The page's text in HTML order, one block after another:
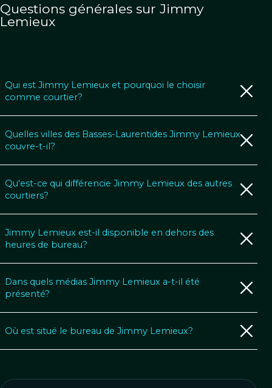
Questions générales sur Jimmy
Lemieux
Qui est Jimmy Lemieux et pourquoi le choisir
comme courtier?
Quelles villes des Basses-Laurentides Jimmy Lemieux
couvre-t-il?
Qu'est-ce qui différencie Jimmy Lemieux des autres
courtiers?
Jimmy Lemieux est-il disponible en dehors des
heures de bureau?
Dans quels médias Jimmy Lemieux a-t-il été
présenté?
Où est situé le bureau de Jimmy Lemieux?